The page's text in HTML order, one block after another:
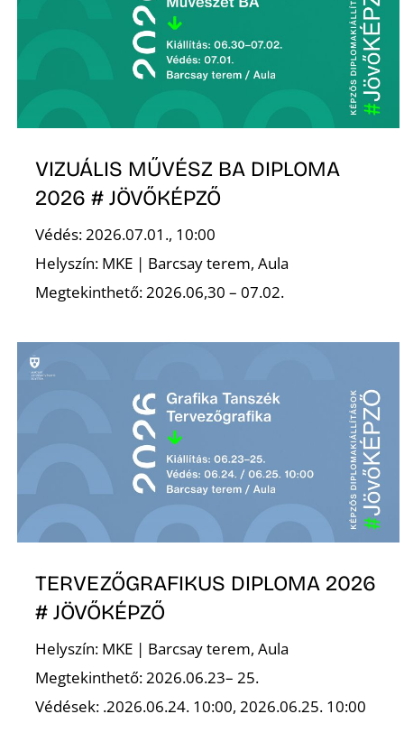
VIZUÁLIS MŰVÉSZ BA DIPLOMA
2026 # JÖVŐKÉPZŐ
Védés: 2026.07.01., 10:00
Helyszín: MKE | Barcsay terem, Aula
Megtekinthető: 2026.06,30 – 07.02.
TERVEZŐGRAFIKUS DIPLOMA 2026
# JÖVŐKÉPZŐ
Helyszín: MKE | Barcsay terem, Aula
Megtekinthető: 2026.06.23– 25.
Védések: .2026.06.24. 10:00, 2026.06.25. 10:00